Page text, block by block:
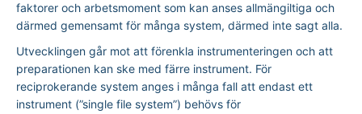
faktorer och arbetsmoment som kan anses allmängiltiga och
därmed gemensamt för många system, därmed inte sagt alla.
Utvecklingen går mot att förenkla instrumenteringen och att
preparationen kan ske med färre instrument. För
reciprokerande system anges i många fall att endast ett
instrument (”single file system”) behövs för